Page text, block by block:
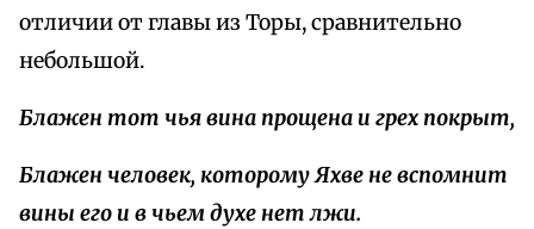
отличии от главы из Торы, сравнительно
небольшой.
Блажен тот чья вина прощенаи грехпокрыт,
Блажен человек, которому Яхве невспомнит
вины егои вчьемдухенет лжи.